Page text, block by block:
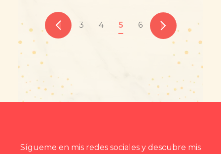
3 4 5 6
Sígueme en mis redes sociales y descubre mis